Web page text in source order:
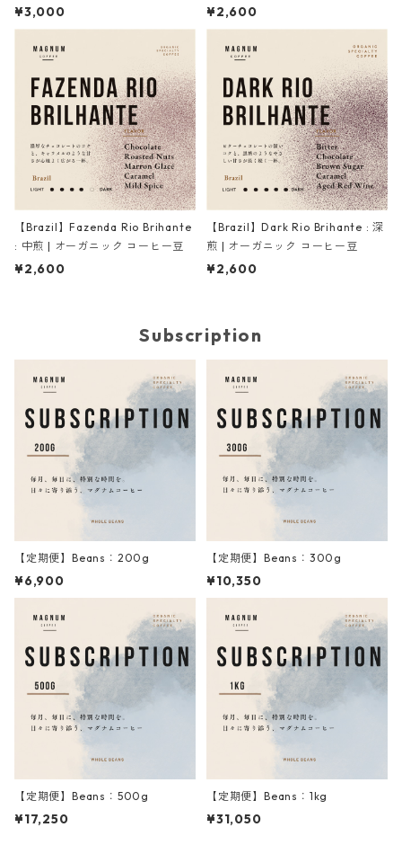
¥3,000 ¥2,600
【Brazil】Fazenda Rio Brihante
: 中煎 | オーガニック コーヒー豆
¥2,600
【Brazil】Dark Rio Brihante : 深
煎 | オーガニック コーヒー豆
¥2,600
Subscription
【定期便】Beans：200g
¥6,900
【定期便】Beans：300g
¥10,350
【定期便】Beans：500g
¥17,250
【定期便】Beans：1kg
¥31,050